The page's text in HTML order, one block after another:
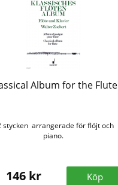
Album for the Flute
stycken arrangerade för flöjt och
piano.
146 kr Köp